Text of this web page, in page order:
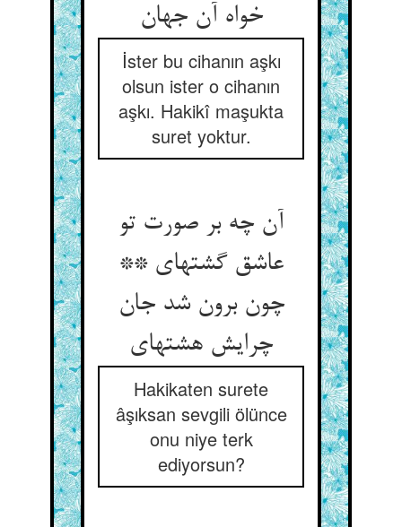
خواه آن جهان‏
İster bu cihanın aşkı
olsun ister o cihanın
aşkı. Hakikî maşukta
suret yoktur.
آن چه بر صورت تو
عاشق گشته‏ای **
چون برون شد جان
چرایش هشته‏ای‏
Hakikaten surete
âşıksan sevgili ölünce
onu niye terk
ediyorsun?